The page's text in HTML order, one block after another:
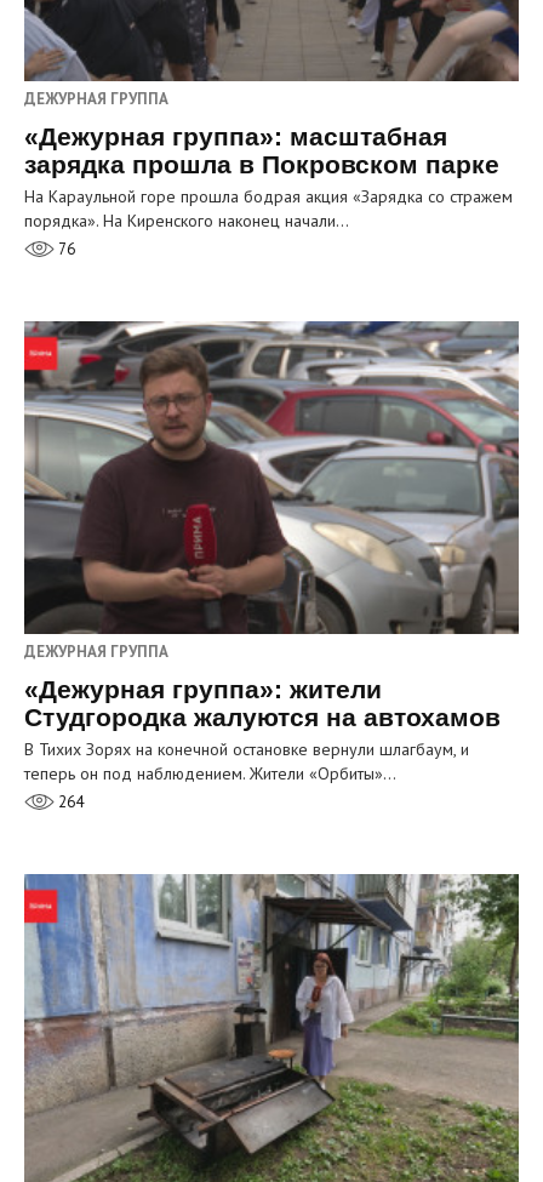
ДЕЖУРНАЯ ГРУППА
«Дежурная группа»: масштабная
зарядка прошла в Покровском парке
На Караульной горе прошла бодрая акция «Зарядка со стражем
порядка». На Киренского наконец начали…
76
ДЕЖУРНАЯ ГРУППА
«Дежурная группа»: жители
Студгородка жалуются на автохамов
В Тихих Зорях на конечной остановке вернули шлагбаум, и
теперь он под наблюдением. Жители «Орбиты»…
264